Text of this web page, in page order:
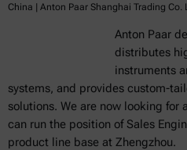
China | Anton Paar Shanghai Trading Co.
Anton Paar
distributes
instruments
systems, and provides custom-
solutions. We are now looking for
can run the position of Sales
product line base at Zhengzhou.